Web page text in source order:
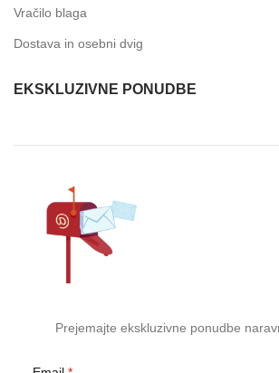
Vračilo blaga
Dostava in osebni dvig
EKSKLUZIVNE PONUDBE
Prejemajte ekskluzivne ponudbe